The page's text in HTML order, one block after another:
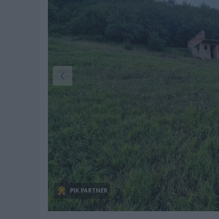
PIK PARTNER